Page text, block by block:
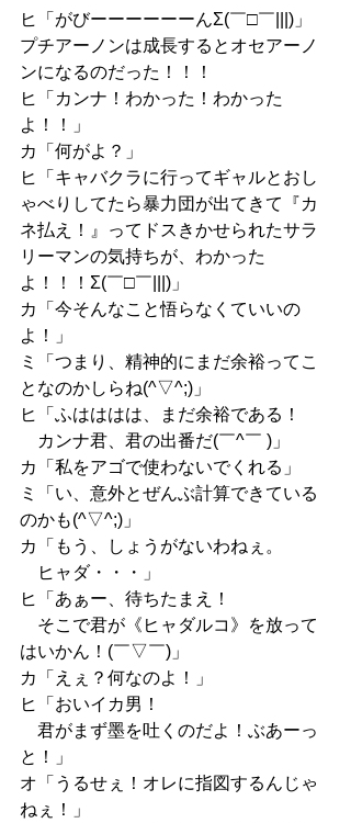
ヒ「がびーーーーーーんΣ(￣□￣|||)」
プチアーノンは成長するとオセアーノ
ンになるのだった！！！
ヒ「カンナ！わかった！わかった
よ！！」
カ「何がよ？」
ヒ「キャバクラに行ってギャルとおし
ゃべりしてたら暴力団が出てきて『カ
ネ払え！』ってドスきかせられたサラ
リーマンの気持ちが、わかった
よ！！！Σ(￣□￣|||)」
カ「今そんなこと悟らなくていいの
よ！」
ミ「つまり、精神的にまだ余裕ってこ
となのかしらね(^▽^;)」
ヒ「ふはははは、まだ余裕である！
カンナ君、君の出番だ(￣^￣ )」
カ「私をアゴで使わないでくれる」
ミ「い、意外とぜんぶ計算できている
のかも(^▽^;)」
カ「もう、しょうがないわねぇ。
ヒャダ・・・」
ヒ「あぁー、待ちたまえ！
そこで君が《ヒャダルコ》を放って
はいかん！(￣▽￣)」
カ「えぇ？何なのよ！」
ヒ「おいイカ男！
君がまず墨を吐くのだよ！ぶあーっ
と！」
オ「うるせぇ！オレに指図するんじゃ
ねぇ！」